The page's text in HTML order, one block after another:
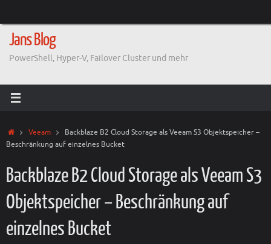
springen
Jans Blog
PowerShell, Hyper-V, Failover Cluster und mehr
StartVeeam
Backblaze B2 Cloud Storage als Veeam S3 Objektspeicher –
Beschränkung auf einzelnes Bucket
Backblaze B2 Cloud Storage als Veeam S3
Objektspeicher – Beschränkung auf
einzelnes Bucket